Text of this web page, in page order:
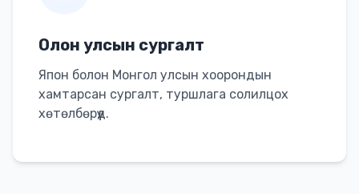
Олон улсын сургалт
Япон болон Монгол улсын хоорондын
хамтарсан сургалт, туршлага солилцох
хөтөлбөрүүд.